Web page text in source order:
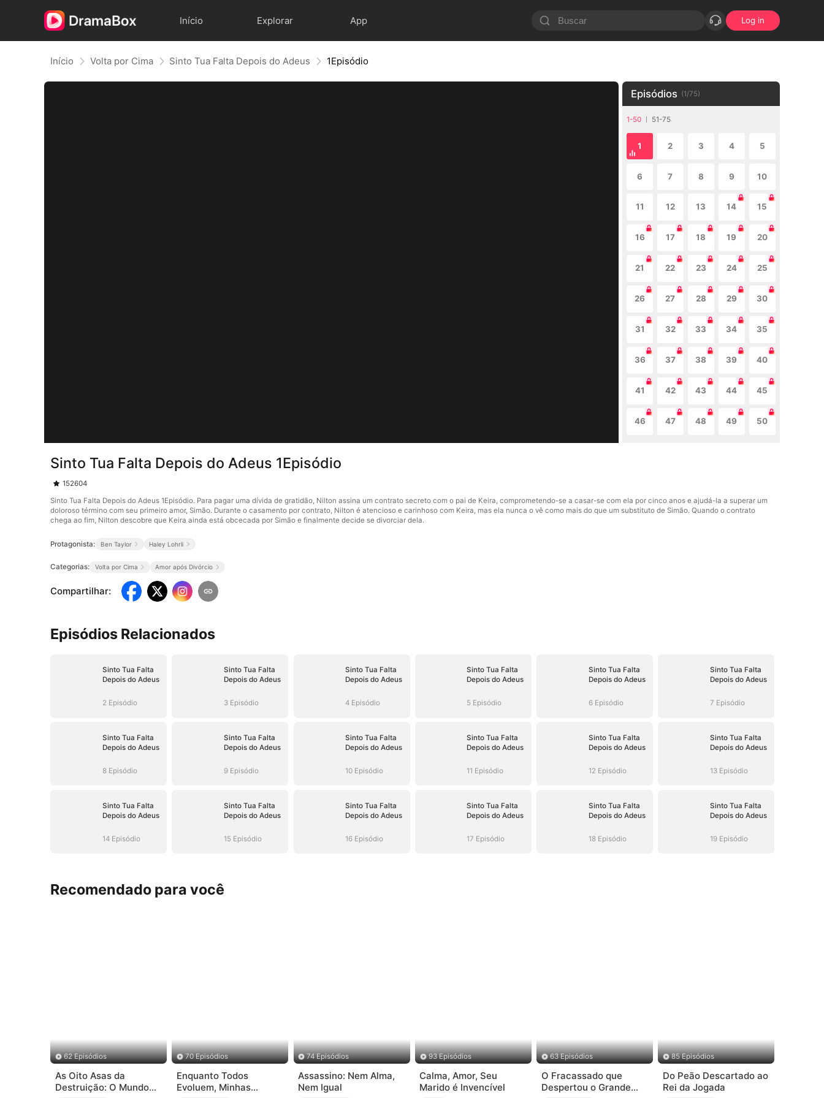
Início Explorar App Log in
Início Volta por Cima Sinto Tua Falta Depois do Adeus 1Episódio
Episódios (1/75)
1-50 51-75
1 2 3 4 5
6 7 8 9 10
11 12 13 14 15
16 17 18 19 20
21 22 23 24 25
26 27 28 29 30
31 32 33 34 35
36 37 38 39 40
41 42 43 44 45
46 47 48 49 50
Sinto Tua Falta Depois do Adeus 1Episódio
152604
Sinto Tua Falta Depois do Adeus 1Episódio. Para pagar uma dívida de gratidão, Nilton assina um contrato secreto com o pai de Keira, comprometendo-se a casar-se com ela por cinco anos e ajudá-la a superar um
doloroso término com seu primeiro amor, Simão. Durante o casamento por contrato, Nilton é atencioso e carinhoso com Keira, mas ela nunca o vê como mais do que um substituto de Simão. Quando o contrato
chega ao fim, Nilton descobre que Keira ainda está obcecada por Simão e finalmente decide se divorciar dela.
Protagonista: Ben Taylor Haley Lohrli
Categorias: Volta por Cima Amor após Divórcio
Compartilhar:
Episódios Relacionados
Sinto Tua Falta
Depois do Adeus
2 Episódio
Sinto Tua Falta
Depois do Adeus
3 Episódio
Sinto Tua Falta
Depois do Adeus
4 Episódio
Sinto Tua Falta
Depois do Adeus
5 Episódio
Sinto Tua Falta
Depois do Adeus
6 Episódio
Sinto Tua Falta
Depois do Adeus
7 Episódio
Sinto Tua Falta
Depois do Adeus
8 Episódio
Sinto Tua Falta
Depois do Adeus
9 Episódio
Sinto Tua Falta
Depois do Adeus
10 Episódio
Sinto Tua Falta
Depois do Adeus
11 Episódio
Sinto Tua Falta
Depois do Adeus
12 Episódio
Sinto Tua Falta
Depois do Adeus
13 Episódio
Sinto Tua Falta
Depois do Adeus
14 Episódio
Sinto Tua Falta
Depois do Adeus
15 Episódio
Sinto Tua Falta
Depois do Adeus
16 Episódio
Sinto Tua Falta
Depois do Adeus
17 Episódio
Sinto Tua Falta
Depois do Adeus
18 Episódio
Sinto Tua Falta
Depois do Adeus
19 Episódio
Recomendado para você
62 Episódios
As Oito Asas da
Destruição: O Mundo
70 Episódios
Enquanto Todos
Evoluem, Minhas
74 Episódios
Assassino: Nem Alma,
Nem Igual
93 Episódios
Calma, Amor, Seu
Marido é Invencível
63 Episódios
O Fracassado que
Despertou o Grande
85 Episódios
Do Peão Descartado ao
Rei da Jogada